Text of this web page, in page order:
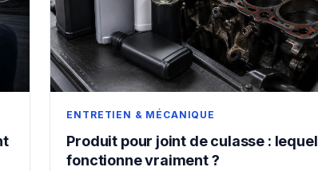
ENTRETIEN & MÉCANIQUE
Produit pour joint de culasse : lequel
fonctionne vraiment ?